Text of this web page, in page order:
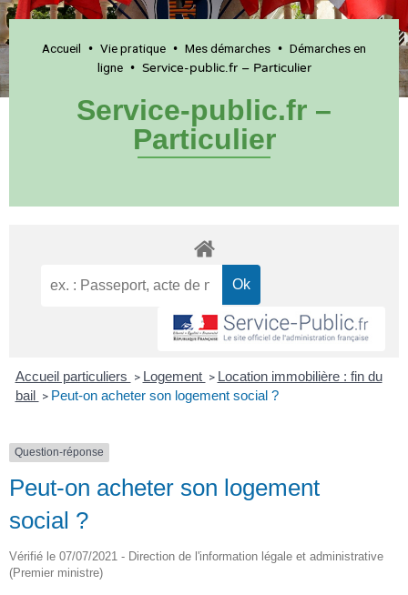
Accueil • Vie pratique • Mes démarches • Démarches en
ligne• Service-public.fr – Particulier
Service-public.fr –
Particulier
Accueil particuliers > Logement > Location immobilière : fin du
bail > Peut-on acheter son logement social ?
Question-réponse
Peut-on acheter son logement
social ?
Vérifié le 07/07/2021 - Direction de l'information légale et administrative
(Premier ministre)